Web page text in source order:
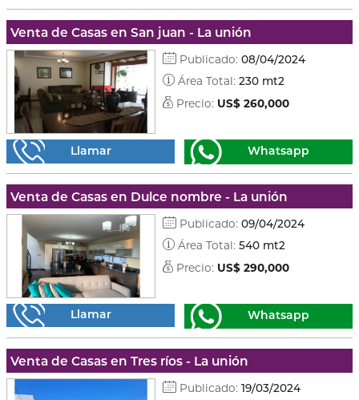
Venta de Casas en San juan - La unión
Publicado: 08/04/2024
Área Total: 230 mt2
Precio: US$ 260,000
Llamar Whatsapp
Venta de Casas en Dulce nombre - La unión
Publicado: 09/04/2024
Área Total: 540 mt2
Precio: US$ 290,000
Llamar Whatsapp
Venta de Casas en Tres ríos - La unión
Publicado: 19/03/2024